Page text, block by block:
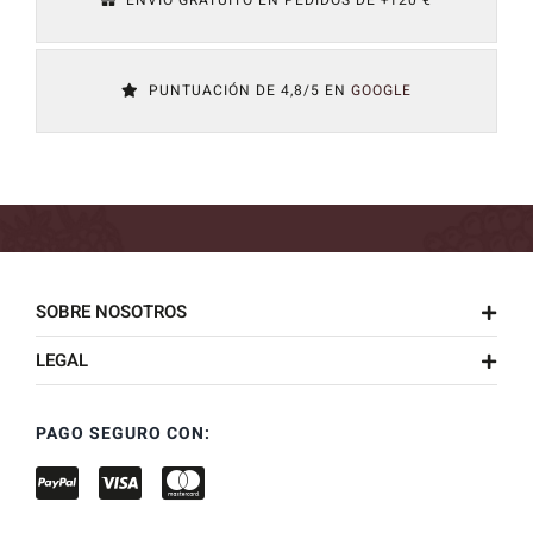
PUNTUACIÓN DE 4,8/5 EN GOOGLE
SOBRE NOSOTROS
LEGAL
PAGO SEGURO CON: